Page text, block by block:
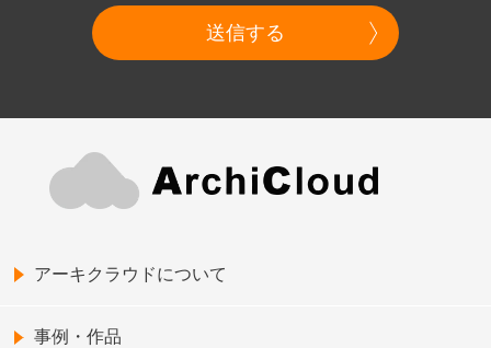
送信する
アーキクラウドについて
事例・作品